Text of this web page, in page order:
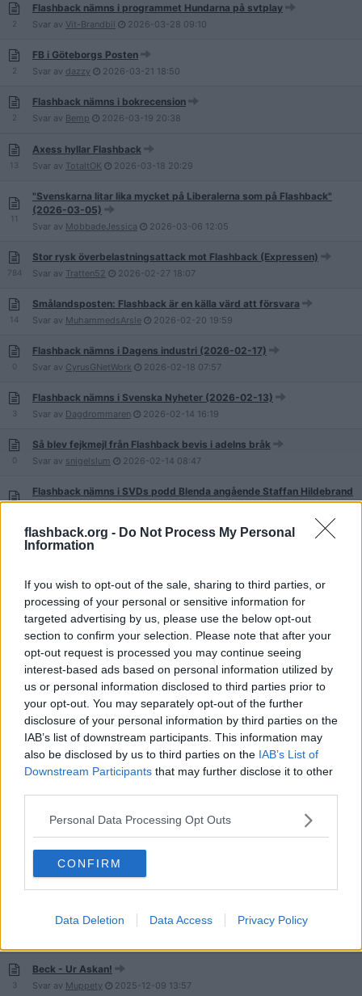
flashback.org - Do Not Process My Personal
Information
If you wish to opt-out of the sale, sharing to third parties, or
processing of your personal or sensitive information for
targeted advertising by us, please use the below opt-out
section to confirm your selection. Please note that after your
opt-out request is processed you may continue seeing
interest-based ads based on personal information utilized by
us or personal information disclosed to third parties prior to
your opt-out. You may separately opt-out of the further
disclosure of your personal information by third parties on the
IAB’s list of downstream participants. This information may
also be disclosed by us to third parties on the IAB’s List of
Downstream Participants that may further disclose it to other
Personal Data Processing Opt Outs
CONFIRM
Data Deletion Data Access Privacy Policy
2
Flashback nämns i programmet Hundarna på svtplay
Svar av Vit-Brandbil 2026-03-28 09:10
2
FB i Göteborgs Posten
Svar av dazzy 2026-03-21 18:50
2
Flashback nämns i bokrecension
Svar av Bemp 2026-03-19 20:38
13
Axess hyllar Flashback
Svar av TotaltOK 2026-03-18 20:29
11
"Svenskarna litar lika mycket på Liberalerna som på Flashback"
(2026-03-05)
Svar av MobbadeJessica 2026-03-06 12:05
784
Stor rysk överbelastningsattack mot Flashback (Expressen)
Svar av Tratten52 2026-02-27 18:07
14
Smålandsposten: Flashback är en källa värd att försvara
Svar av MuhammedsArsle 2026-02-20 19:59
0
Flashback nämns i Dagens industri (2026-02-17)
Svar av CyrusGNetWork 2026-02-18 07:57
3
Flashback nämns i Svenska Nyheter (2026-02-13)
Svar av Dagdrommaren 2026-02-14 16:19
0
Så blev fejkmejl från Flashback bevis i adelns bråk
Svar av snigelslum 2026-02-14 08:47
Flashback nämns i SVDs podd Blenda angående Staffan Hildebrand
Flashback nämns i rapport om Örebroskjutningen
GVFÖ-stjärnorna: "Läser inga Flashback-trådar"
Svar avSmarterThanYou 2026-01-18
Flashback nämns på ledarsidan i Ljusnan
Svar avGreffueAnthonius 2025-12-2613:50
Mest oväntat, FB i Hemmets journal
Svar avZcapegoat 2025-12-2308:08
Rosanna, 34, har varit målsägande i ett tjugotal
sexualbrottsanmälningar.
Svar av 2025-12-2201:09
Flashback nämns i Talkshow i P1 om Palmemordet
Svar av snigelslum 2025-12-18 15:14
Svar avSmarterThanYou
Artdatabanken sprids på Flashback – för att hitta knarksvamp
3
Beck - Ur Askan!
Svar av Muppety 2025-12-09 13:57